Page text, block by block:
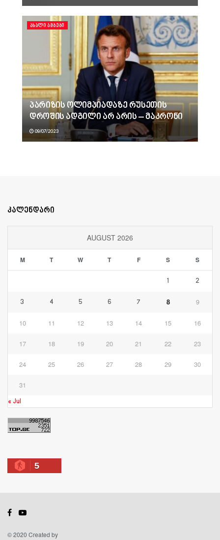
ᲐᲮᲐᲚᲘ ᲐᲛᲑᲔᲑᲘ
პარიზის ოლიმპიადაზე რუსეთის
დროშის ადგილი არ არის – მაკრონი
09/07/2023
კალენდარი
AUGUST 2026
M T W T F S S
1 2
3 4 5 6 7 8 9
10 11 12 13 14 15 16
17 18 19 20 21 22 23
24 25 26 27 28 29 30
31
« Jul
5
© 2020 Created by